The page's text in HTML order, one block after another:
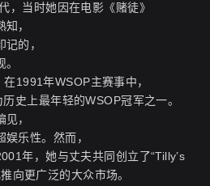
，当时她因在电影《赌徒》
，
的，
1991年WSOP主赛事中，
史上最年轻的WSOP冠军之一。
，
乐性。然而，
年，她与丈夫共同创立了“Tilly’s
向更广泛的大众市场。